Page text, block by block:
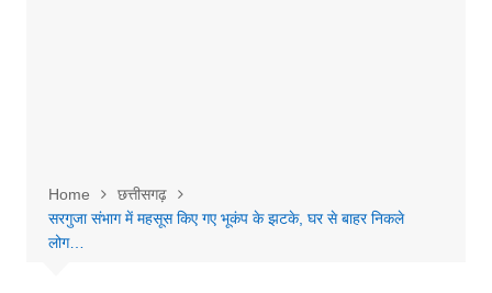
Home
छत्तीसगढ़
सरगुजा संभाग में महसूस किए गए भूकंप के झटके, घर से बाहर निकले
लोग…